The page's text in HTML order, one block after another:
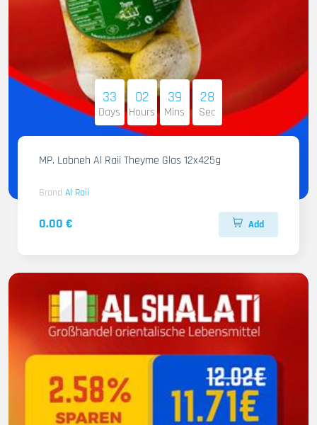
33
Days
02
Hours
39
Mins
26
Sec
MP. Labneh Al Raii Theyme Glas 12x425g
Brand Al Raii
0.00 € Add